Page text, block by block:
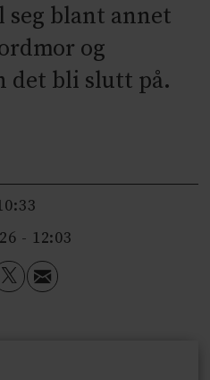
blant annet
og
det bli slutt på.
- 12:03